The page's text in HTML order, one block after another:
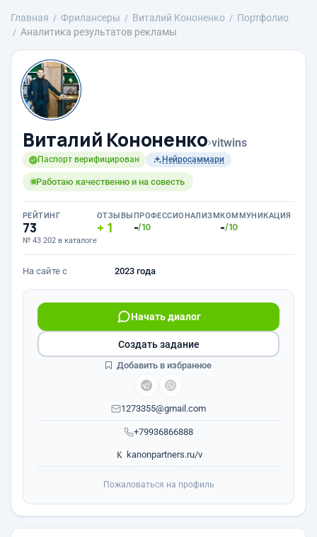
Главная Фрилансеры Виталий Кононенко
Портфолио
Аналитика результатов рекламы
Виталий Кононенко›vitwins
Паспорт верифицирован Нейросаммари
Работаю качественно и на совесть
РЕЙТИНГ
73
№ 43 202 в каталоге
ОТЗЫВЫ
1
ПРОФЕССИОНАЛИЗМ
-/10
КОММУНИКАЦИЯ
-/10
На сайте с 2023 года
+79936866888
Начать диалог
1273355@gmail.com
kanonpartners.ru/v
Создать задание
Добавить в избранное
Пожаловаться на профиль